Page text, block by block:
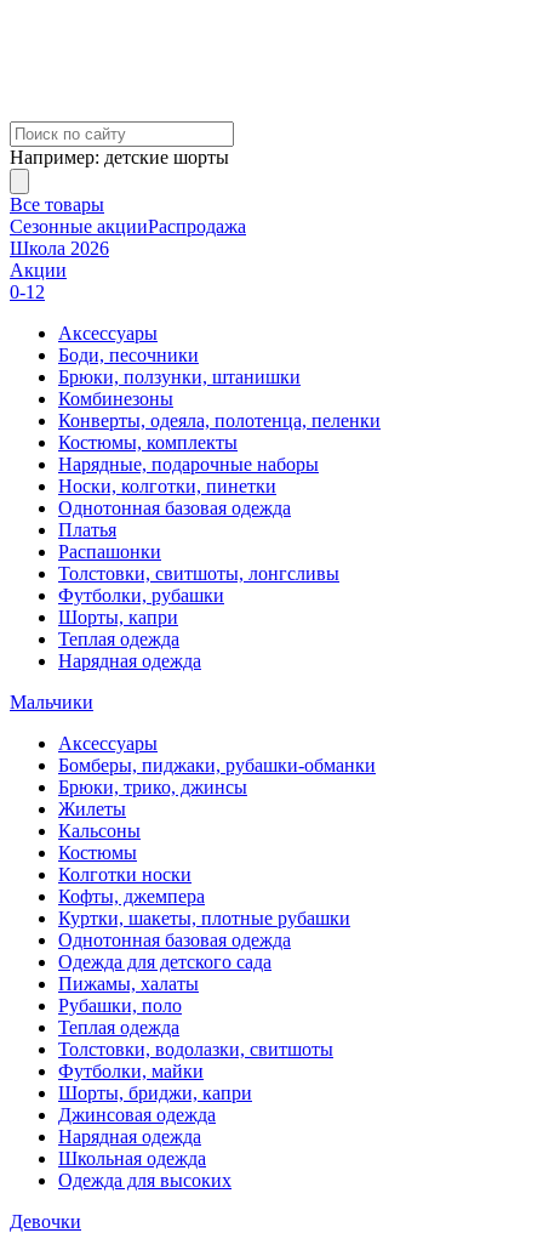
Например: детские шорты
Все товары
Сезонные акцииРаспродажа
Школа 2026
Акции
0-12
Аксессуары
Боди, песочники
Брюки, ползунки, штанишки
Комбинезоны
Конверты, одеяла, полотенца, пеленки
Костюмы, комплекты
Нарядные, подарочные наборы
Носки, колготки, пинетки
Однотонная базовая одежда
Платья
Распашонки
Толстовки, свитшоты, лонгсливы
Футболки, рубашки
Шорты, капри
Теплая одежда
Нарядная одежда
Мальчики
Аксессуары
Бомберы, пиджаки, рубашки-обманки
Брюки, трико, джинсы
Жилеты
Кальсоны
Костюмы
Колготки носки
Кофты, джемпера
Куртки, шакеты, плотные рубашки
Однотонная базовая одежда
Одежда для детского сада
Пижамы, халаты
Рубашки, поло
Теплая одежда
Толстовки, водолазки, свитшоты
Футболки, майки
Шорты, бриджи, капри
Джинсовая одежда
Нарядная одежда
Школьная одежда
Одежда для высоких
Девочки